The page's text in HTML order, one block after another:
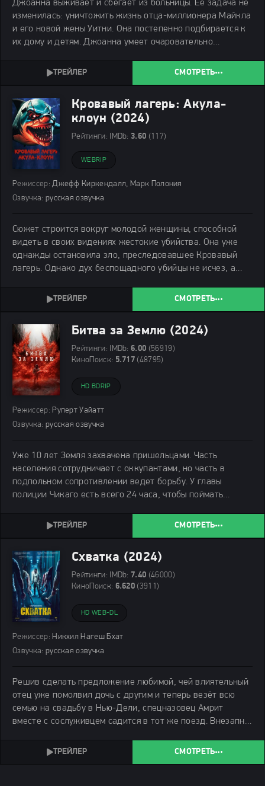
Джоанна выживает и сбегает из больницы. Её задача не
изменилась: уничтожить жизнь отца-миллионера Майкла
и его новой жены Уитни. Она постепенно подбирается к
их дому и детям. Джоанна умеет очаровательно
чужие замыслы. Она использует поддельные
СМОТРЕТЬ
Кровавый лагерь: Акула-
клоун (2024)
Рейтинги: IMDb: 3.60 (117)
WEBRIP
Режиссер: Джефф Киркендалл, Марк Полония
Озвучка: русская озвучка
Сюжет строится вокруг молодой женщины, способной
видеть в своих видениях жестокие убийства. Она уже
однажды остановила зло, преследовавшее Кровавый
лагерь. Однако дух беспощадного убийцы не исчез, а
белую акулу. Когда загадочные нападения начинаются
СМОТРЕТЬ
Битва за Землю (2024)
Рейтинги: IMDb:6.00 (56919)
КиноПоиск: 5.717 (48795)
HD BDRIP
Режиссер: Руперт Уайатт
Озвучка: русская озвучка
Уже 10 лет Земля захвачена пришельцами. Часть
населения сотрудничает с оккупантами, но часть в
подпольном сопротивлении ведет борьбу. У главы
полиции Чикаго есть всего 24 часа, чтобы поймать
СМОТРЕТЬ
Схватка (2024)
Рейтинги: IMDb: 7.40 (46000)
КиноПоиск: 6.620 (3911)
HD WEB-DL
Режиссер: Никхил Нагеш Бхат
Озвучка: русская озвучка
Решив сделать предложение любимой, чей влиятельный
отец уже помолвил дочь с другим и теперь везёт всю
семью на свадьбу в Нью-Дели, спецназовец Амрит
вместе с сослуживцем садится в тот же поезд. Внезапно
товарищам с голыми руками придётся противостоять
СМОТРЕТЬ